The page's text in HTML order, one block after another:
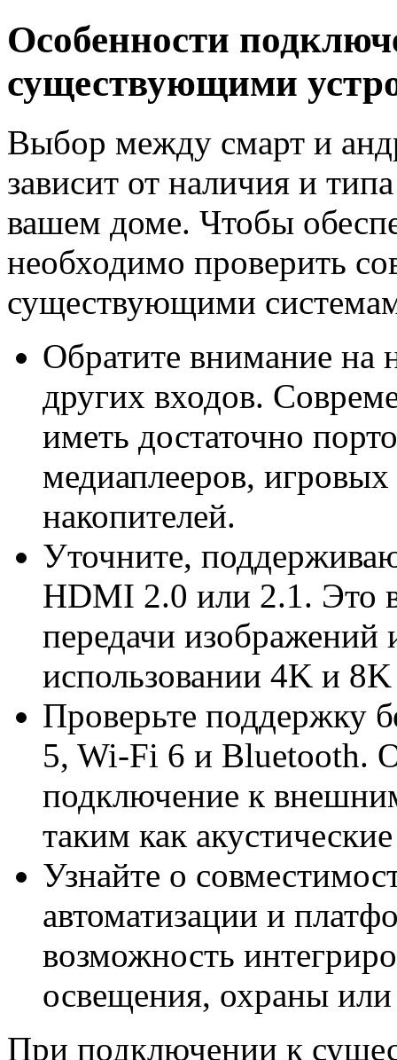
Особенности
существующими
Выбор между смарт и
зависит от наличия и
вашем доме. Чтобы
необходимо проверить
существующими
Обратите внимание на
других входов.
иметь достаточно
медиаплееров,
накопителей.
Уточните,
HDMI 2.0 или 2.1. Это
передачи изображений
использовании 4K и 8K
Проверьте поддержку
5, Wi-Fi 6 и Bluetooth.
подключение к
таким как
Узнайте о
автоматизации и
возможность
освещения, охраны
При подключении к